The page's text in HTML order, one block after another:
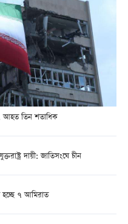
আহত তিন শতাধিক
দায়ী: জাতিসংঘে চীন
৭ আমিরাত